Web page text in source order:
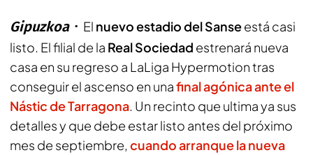
Gipuzkoa El nuevo estadio del Sanseestá casi
listo. El filial de la Real Sociedad estrenará nueva
casa en su regreso a LaLiga Hypermotion tras
conseguir el ascenso en unafinal agónica ante el
Nástic de Tarragona. Un recinto que ultima ya sus
detalles y que debe estar listo antes del próximo
mes de septiembre, cuando arranque la nueva